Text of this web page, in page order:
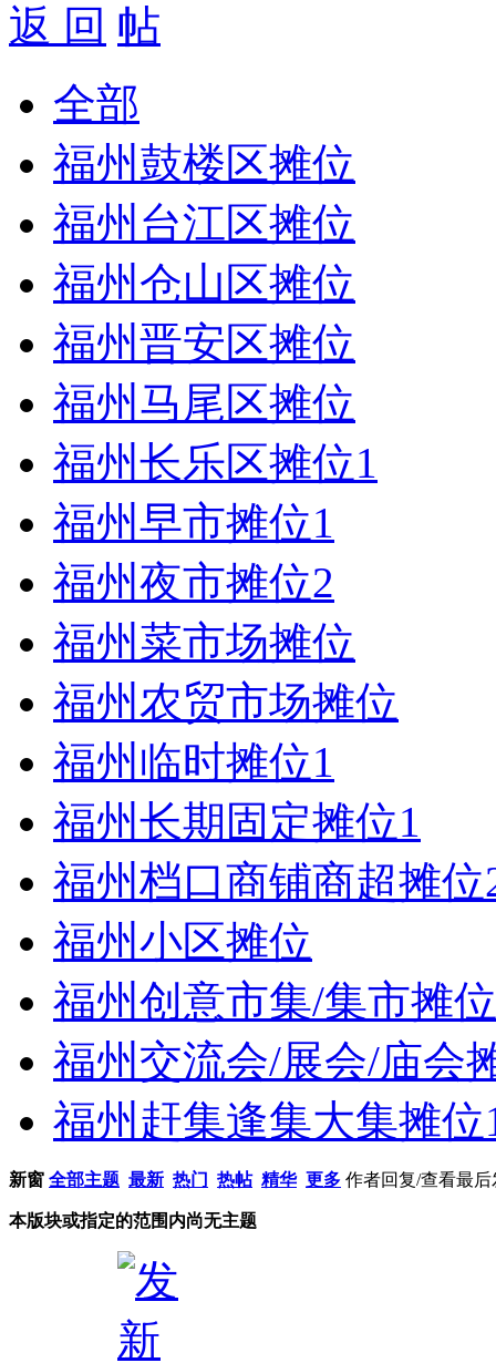
返 回
全部
福州鼓楼区摊位
福州台江区摊位
福州仓山区摊位
福州晋安区摊位
福州马尾区摊位
福州长乐区摊位1
福州早市摊位1
福州夜市摊位2
福州菜市场摊位
福州农贸市场摊位
福州临时摊位1
福州长期固定摊位1
福州档口商铺商超摊位
福州小区摊位
福州创意市集/集市摊位
福州交流会/展会/庙会
福州赶集逢集大集摊位
新窗 全部主题 最新 热门 热帖 精华 更多 作者回复/查看最后
本版块或指定的范围内尚无主题